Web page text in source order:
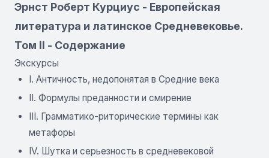
Эрнст Роберт Курциус - Европейская
литература и латинское Средневековье.
Том II - Содержание
Экскурсы
I. Античность, недопонятая в Средние века
II. Формулы преданности и смирение
III. Грамматико-риторические термины как
метафоры
IV. Шутка и серьезность в средневековой